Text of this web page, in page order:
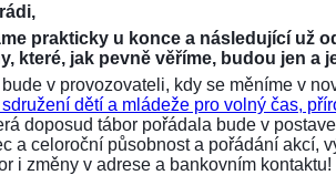
prakticky u konce a následující už
které, jak pevně věříme, budou jen a
v provozovateli, kdy se měníme v
sdružení dětí a mládeže pro volný čas,
doposud tábor pořádala bude v
a celoroční působnost a pořádání akcí,
i změny v adrese a bankovním kontaktu!